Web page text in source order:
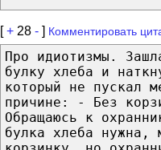
[+ 28 - ] Комментировать
Про идиотизмы.
булку хлеба и
который не пускал
причине: - Без
Обращаюсь к
булка хлеба нужна,